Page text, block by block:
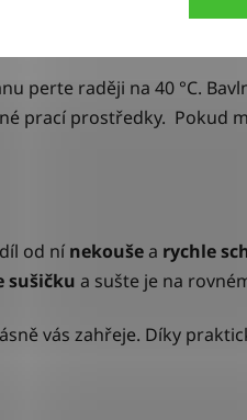
perte raději na 40 °C.
prací prostředky. Pokud
od ní nekoušea rychle
sušičku a sušte je na
vás zahřeje. Díky